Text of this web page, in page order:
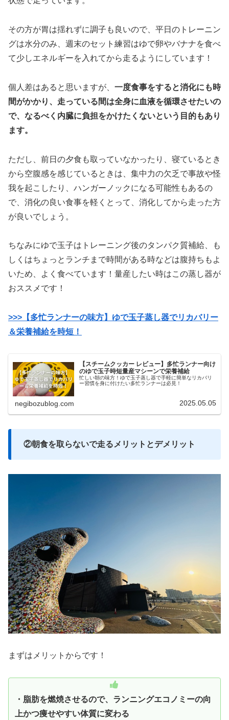
その方が胃は揺れずに調子も良いので、平日のトレーニン
グは水分のみ、週末のセット練習はゆで卵やバナナを食べ
て少しエネルギーを入れてから走るようにしています！
個人差はあると思いますが、 一度食事をすると消化にも時
間がかかり、走っている間は全身に血液を循環させたいの
で、なるべく内臓に負担をかけたくないという目的もあり
ます。
ただし、前日の夕食も取っていなかったり、寝ているとき
から空腹感を感じているときは、集中力の欠乏で事故や怪
我を起こしたり、ハンガーノックになる可能性もあるの
で、消化の良い食事を軽くとって、消化してから走った方
が良いでしょう。
ちなみにゆで玉子はトレーニング後のタンパク質補給、も
しくはちょっとランチまで時間がある時などは腹持ちもよ
いため、よく食べています！量産したい時はこの蒸し器が
おススメです！
>>>【多忙ランナーの味方】ゆで玉子蒸し器でリカバリー
＆栄養補給を時短！
【スチームクッカー レビュー】多忙ランナー向け
のゆで玉子時短量産マシーンで栄養補給
忙しい朝の味方！ゆで玉子蒸し器で手軽に簡単なリカバリ
ー習慣を身に付けたい多忙ランナーは必見！
negibozublog.com 2025.05.05
②朝食を取らないで走るメリットとデメリット
まずはメリットからです！
・脂肪を燃焼させるので、ランニングエコノミーの向
上かつ痩せやすい体質に変わる